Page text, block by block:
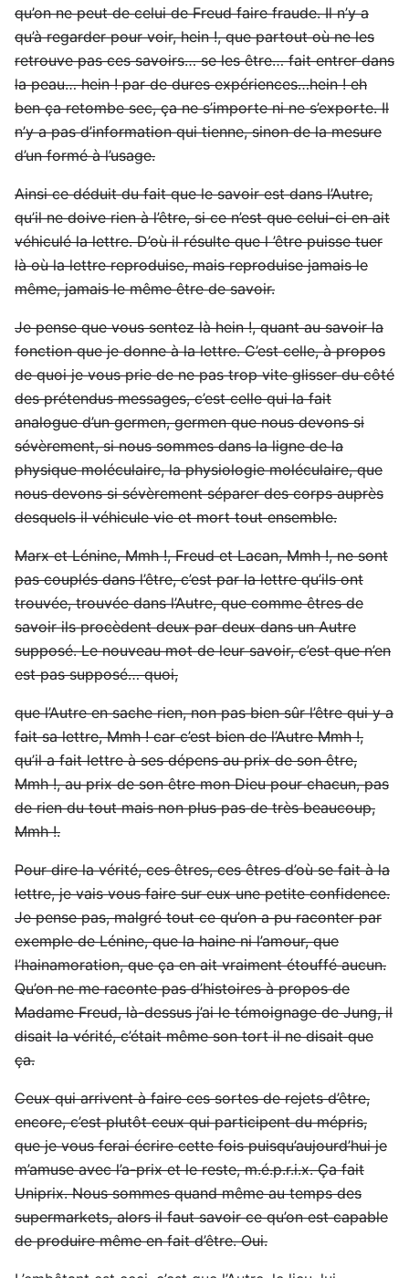
qu’on ne peut de celui de Freud faire fraude. Il n’y a
qu’à regarder pour voir, hein !, que partout où ne les
retrouve pas ces savoirs… se les être… fait entrer dans
la peau… hein ! par de dures expériences…hein ! eh
ben ça retombe sec, ça ne s’importe ni ne s’exporte. Il
n’y a pas d’information qui tienne, sinon de la mesure
d’un formé à l’usage.
Ainsi ce déduit du fait que le savoir est dans l’Autre,
qu’il ne doive rien à l’être, si ce n’est que celui-ci en ait
véhiculé la lettre. D’où il résulte que l ’être puisse tuer
là où la lettre reproduise, mais reproduise jamais le
même, jamais le même être de savoir.
Je pense que vous sentez là hein !, quant au savoir la
fonction que je donne à la lettre. C’est celle, à propos
de quoi je vous prie de ne pas trop vite glisser du côté
des prétendus messages, c’est celle qui la fait
analogue d’un germen, germen que nous devons si
sévèrement, si nous sommes dans la ligne de la
physique moléculaire, la physiologie moléculaire, que
nous devons si sévèrement séparer des corps auprès
desquels il véhicule vie et mort tout ensemble.
Marx et Lénine, Mmh !, Freud et Lacan, Mmh !, ne sont
pas couplés dans l’être, c’est par la lettre qu’ils ont
trouvée, trouvée dans l’Autre, que comme êtres de
savoir ils procèdent deux par deux dans un Autre
supposé. Le nouveau mot de leur savoir, c’est que n’en
est pas supposé… quoi,
que l’Autre en sache rien, non pas bien sûr l’être qui y a
fait sa lettre, Mmh ! car c’est bien de l’Autre Mmh !,
qu’il a fait lettre à ses dépens au prix de son être,
Mmh !, au prix de son être mon Dieu pour chacun, pas
de rien du tout mais non plus pas de très beaucoup,
Mmh !.
Pour dire la vérité, ces êtres, ces êtres d’où se fait à la
lettre, je vais vous faire sur eux une petite confidence.
Je pense pas, malgré tout ce qu’on a pu raconter par
exemple de Lénine, que la haine ni l’amour, que
l’hainamoration, que ça en ait vraiment étouffé aucun.
Qu’on ne me raconte pas d’histoires à propos de
Madame Freud, là-dessus j’ai le témoignage de Jung, il
disait la vérité, c’était même son tort il ne disait que
ça.
Ceux qui arrivent à faire ces sortes de rejets d’être,
encore, c’est plutôt ceux qui participent du mépris,
que je vous ferai écrire cette fois puisqu’aujourd’hui je
m’amuse avec l’a-prix et le reste, m.é.p.r.i.x. Ça fait
Uniprix. Nous sommes quand même au temps des
supermarkets, alors il faut savoir ce qu’on est capable
de produire même en fait d’être. Oui.